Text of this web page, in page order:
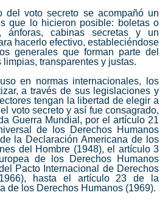
delvoto secreto se acompañó un
que lo hicieron posible: boletas o
ánforas, cabinas secretas y un
hacerlo efectivo, estableciéndose
generales que forman parte del
transparentes y justas.
en normas internacionales, los
a través de sus legislaciones y
tengan la libertad de elegir a
voto secretoy así fue consagrado,
Guerra Mundial, por el artículo 21
de los Derechos Humanos
la Declaración Americana de los
del Hombre (1948), el artículo 3
de los Derechos Humanos
Pacto Internacional de Derechos
hasta el artículo 23 de la
de los Derechos Humanos (1969).